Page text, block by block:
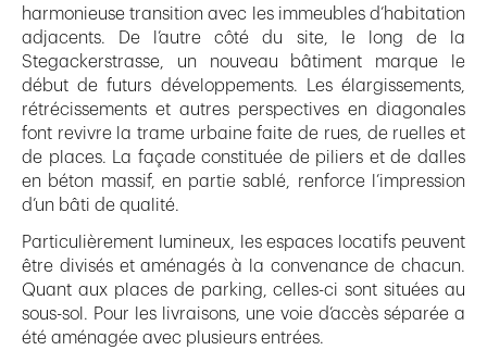
harmonieuse transition avec les immeubles d’habitation
adjacents. De l’autre côté du site, le long de la
Stegackerstrasse, un nouveau bâtiment marque le
début de futurs développements. Les élargissements,
rétrécissements et autres perspectives en diagonales
font revivre la trame urbaine faite de rues, de ruelles et
de places. La façade constituée de piliers et de dalles
en béton massif, en partie sablé, renforce l’impression
d’un bâti de qualité.
Particulièrement lumineux, les espaces locatifs peuvent
être divisés et aménagés à la convenance de chacun.
Quant aux places de parking, celles-ci sont situées au
sous-sol. Pour les livraisons, une voie d’accès séparée a
été aménagée avec plusieurs entrées.